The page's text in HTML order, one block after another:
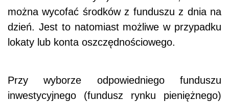
można wycofać środków z funduszu z dnia na
dzień. Jest to natomiast możliwe w przypadku
lokaty lub konta oszczędnościowego.
Przy wyborze odpowiedniego funduszu
inwestycyjnego (fundusz rynku pieniężnego)